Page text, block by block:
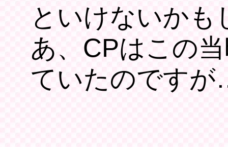
といけないかも
あ、CPはこの
ていたのです